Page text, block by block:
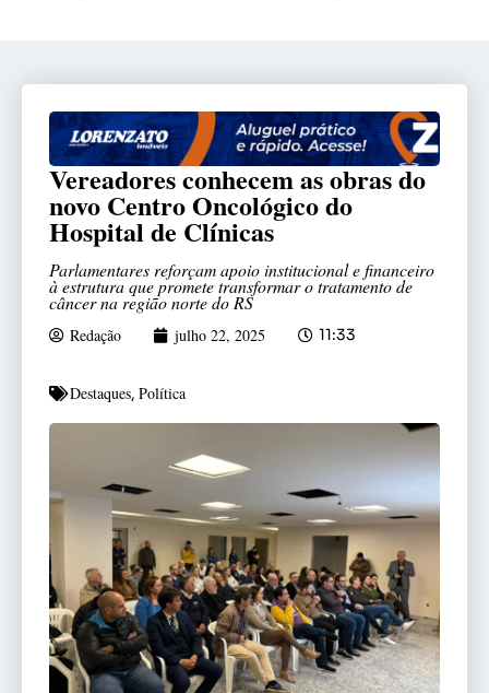
Vereadores conhecem as obras do
novo Centro Oncológico do
Hospital de Clínicas
Parlamentares reforçam apoio institucional e financeiro
à estrutura que promete transformar o tratamento de
câncer na região norte do RS
Redação julho 22, 2025 11:33
Destaques, Política